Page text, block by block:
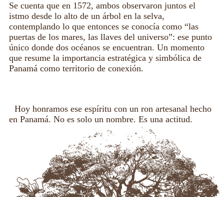
Se cuenta que en 1572, ambos observaron juntos el
istmo desde lo alto de un árbol en la selva,
contemplando lo que entonces se conocía como “las
puertas de los mares, las llaves del universo”: ese punto
único donde dos océanos se encuentran. Un momento
que resume la importancia estratégica y simbólica de
Panamá como territorio de conexión.
Hoy honramos ese espíritu con un ron artesanal hecho
en Panamá. No es solo un nombre. Es una actitud.